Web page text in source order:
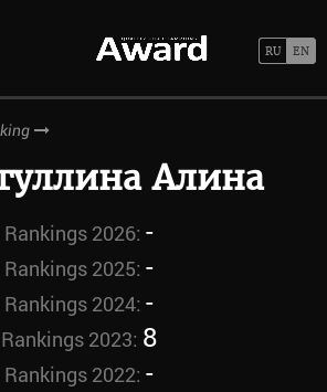
Алина
Rankings 2026:-
Rankings 2025:-
Rankings 2024:-
Rankings 2023: 8
Rankings 2022:-